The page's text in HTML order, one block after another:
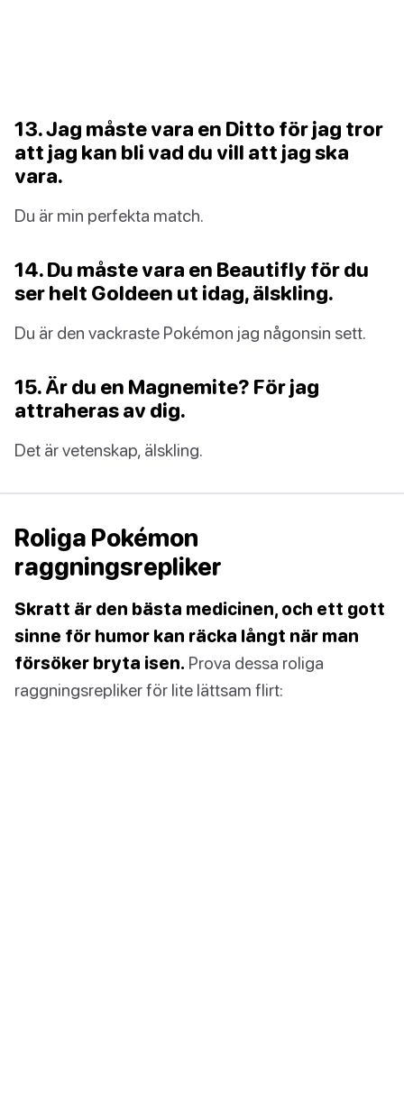
13. Jag måste vara en Ditto för jag tror
att jag kan bli vad du vill att jag ska
vara.
Du är min perfekta match.
14. Du måste vara en Beautifly för du
ser helt Goldeen ut idag, älskling.
Du är den vackraste Pokémon jag någonsin sett.
15. Är du en Magnemite? För jag
attraheras av dig.
Det är vetenskap, älskling.
Roliga Pokémon
raggningsrepliker
Skratt är den bästa medicinen, och ett gott
sinne för humor kan räcka långt när man
försöker bryta isen. Prova dessa roliga
raggningsrepliker för lite lättsam flirt: